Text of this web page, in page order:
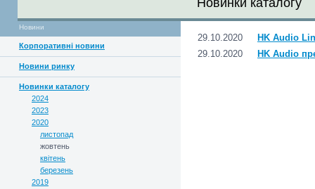
Новинки каталогу
Новини
Корпоративні новини
Новини ринку
Новинки каталогу
2024
2023
2020
листопад
жовтень
квітень
березень
2019
29.10.2020
HK Audio
29.10.2020
HK Audio